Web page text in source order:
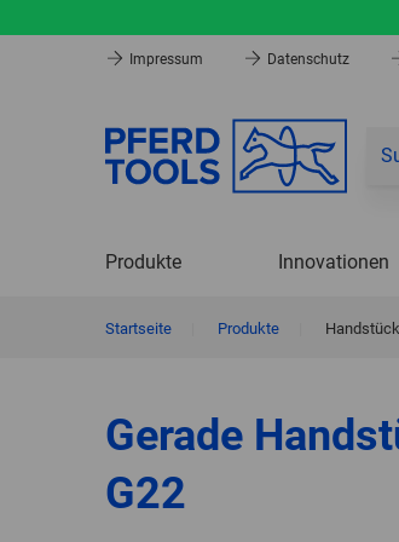
Impressum Datenschutz
Produkte Innovationen
Startseite Produkte
Gerade
G22